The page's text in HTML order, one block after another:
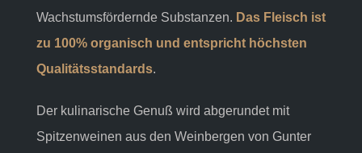
Wachstumsfördernde Substanzen. Das Fleisch ist
zu 100% organisch und entspricht höchsten
Qualitätsstandards.
Der kulinarische Genuß wird abgerundet mit
Spitzenweinen aus den Weinbergen von Gunter